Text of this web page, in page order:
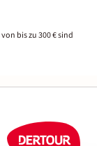
bis zu 300 € sind